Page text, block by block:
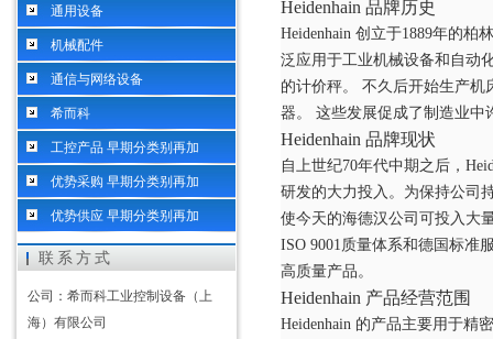
通用设备
机械配件
通信与网络设备
希而科
工控产品 早期分类别再加
优势采购 早期分类别再加
优势供应 早期分类别再加
联系方式
公司：希而科工业控制设备（上
海）有限公司
Heidenhain 品牌历史
Heidenhain 创立于1889年的
泛应用于工业机械设备和自动
的计价秤。 不久后开始生产
器。 这些发展促成了制造业中
Heidenhain 品牌现状
自上世纪70年代中期之后，
研发的大力投入。为保持公司
使今天的海德汉公司可投入大
ISO 9001质量体系和德国标准
高质量产品。
Heidenhain 产品经营范围
Heidenhain 的产品主要用于精